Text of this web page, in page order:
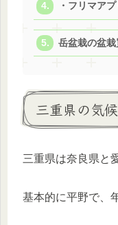
・フリマア
岳盆栽の盆栽
三重県の気
三重県は奈良県と
基本的に平野で、